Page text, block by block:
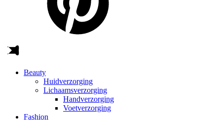
Beauty
Huidverzorging
Lichaamsverzorging
Handverzorging
Voetverzorging
Fashion